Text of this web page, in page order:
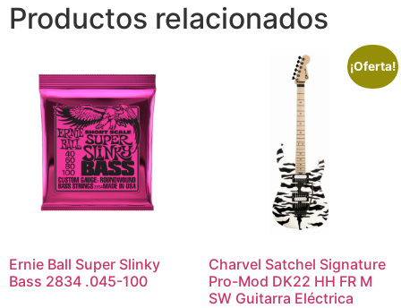
Productos relacionados
Ernie Ball Super Slinky
Bass 2834 .045-100
¡Oferta!
Charvel Satchel Signature
Pro-Mod DK22 HH FR M
SW Guitarra Eléctrica